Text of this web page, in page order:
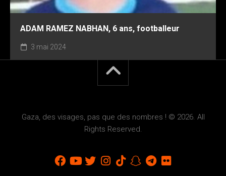
ADAM RAMEZ NABHAN, 6 ans, footballeur
3 mai 2024
Gaza, des visages, pas que des nombres ! © 2026. All
Rights Reserved.